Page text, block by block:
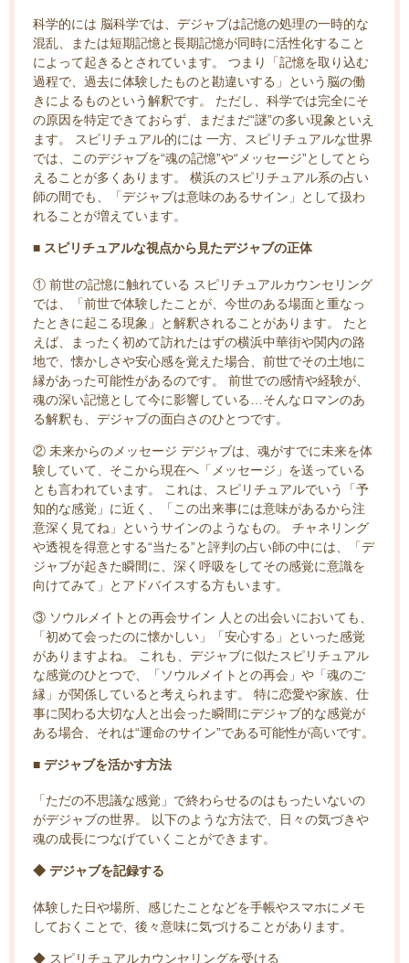
科学的には 脳科学では、デジャブは記憶の処理の一時的な
混乱、または短期記憶と長期記憶が同時に活性化すること
によって起きるとされています。 つまり「記憶を取り込む
過程で、過去に体験したものと勘違いする」という脳の働
きによるものという解釈です。 ただし、科学では完全にそ
の原因を特定できておらず、まだまだ“謎”の多い現象といえ
ます。 スピリチュアル的には 一方、スピリチュアルな世界
では、このデジャブを“魂の記憶”や“メッセージ”としてとら
えることが多くあります。 横浜のスピリチュアル系の占い
師の間でも、「デジャブは意味のあるサイン」として扱わ
れることが増えています。
■ スピリチュアルな視点から見たデジャブの正体
① 前世の記憶に触れている スピリチュアルカウンセリング
では、「前世で体験したことが、今世のある場面と重なっ
たときに起こる現象」と解釈されることがあります。 たと
えば、まったく初めて訪れたはずの横浜中華街や関内の路
地で、懐かしさや安心感を覚えた場合、前世でその土地に
縁があった可能性があるのです。 前世での感情や経験が、
魂の深い記憶として今に影響している…そんなロマンのあ
る解釈も、デジャブの面白さのひとつです。
② 未来からのメッセージ デジャブは、魂がすでに未来を体
験していて、そこから現在へ「メッセージ」を送っている
とも言われています。 これは、スピリチュアルでいう「予
知的な感覚」に近く、「この出来事には意味があるから注
意深く見てね」というサインのようなもの。 チャネリング
や透視を得意とする“当たる”と評判の占い師の中には、「デ
ジャブが起きた瞬間に、深く呼吸をしてその感覚に意識を
向けてみて」とアドバイスする方もいます。
③ ソウルメイトとの再会サイン 人との出会いにおいても、
「初めて会ったのに懐かしい」「安心する」といった感覚
がありますよね。 これも、デジャブに似たスピリチュアル
な感覚のひとつで、「ソウルメイトとの再会」や「魂のご
縁」が関係していると考えられます。 特に恋愛や家族、仕
事に関わる大切な人と出会った瞬間にデジャブ的な感覚が
ある場合、それは“運命のサイン”である可能性が高いです。
■ デジャブを活かす方法
「ただの不思議な感覚」で終わらせるのはもったいないの
がデジャブの世界。 以下のような方法で、日々の気づきや
魂の成長につなげていくことができます。
◆ デジャブを記録する
体験した日や場所、感じたことなどを手帳やスマホにメモ
しておくことで、後々意味に気づけることがあります。
◆ スピリチュアルカウンセリングを受ける